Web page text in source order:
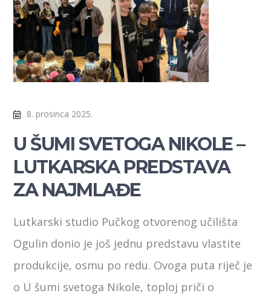
8. prosinca 2025.
U ŠUMI SVETOGA NIKOLE –
LUTKARSKA PREDSTAVA
ZA NAJMLAĐE
Lutkarski studio Pučkog otvorenog učilišta
Ogulin donio je još jednu predstavu vlastite
produkcije, osmu po redu. Ovoga puta riječ je
o U šumi svetoga Nikole, toploj priči o